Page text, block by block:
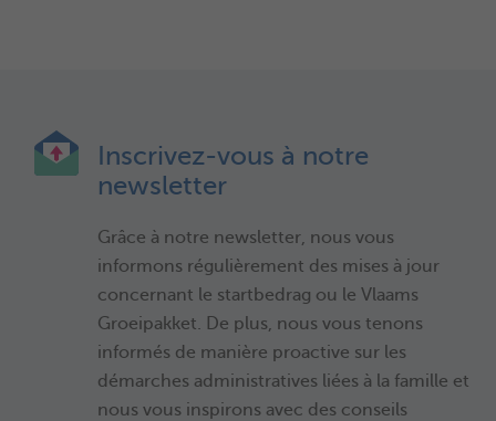
Inscrivez-vous à notre
newsletter
Grâce à notre newsletter, nous vous
informons régulièrement des mises à jour
concernant le startbedrag ou le Vlaams
Groeipakket. De plus, nous vous tenons
informés de manière proactive sur les
démarches administratives liées à la famille et
nous vous inspirons avec des conseils